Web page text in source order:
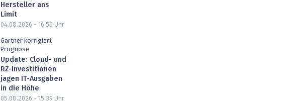
Hersteller ans
Limit
04.08.2026 - 16:55 Uhr
Gartner korrigiert
Prognose
Update: Cloud- und
RZ-Investitionen
jagen IT-Ausgaben
in die Höhe
05.08.2026 - 15:39 Uhr